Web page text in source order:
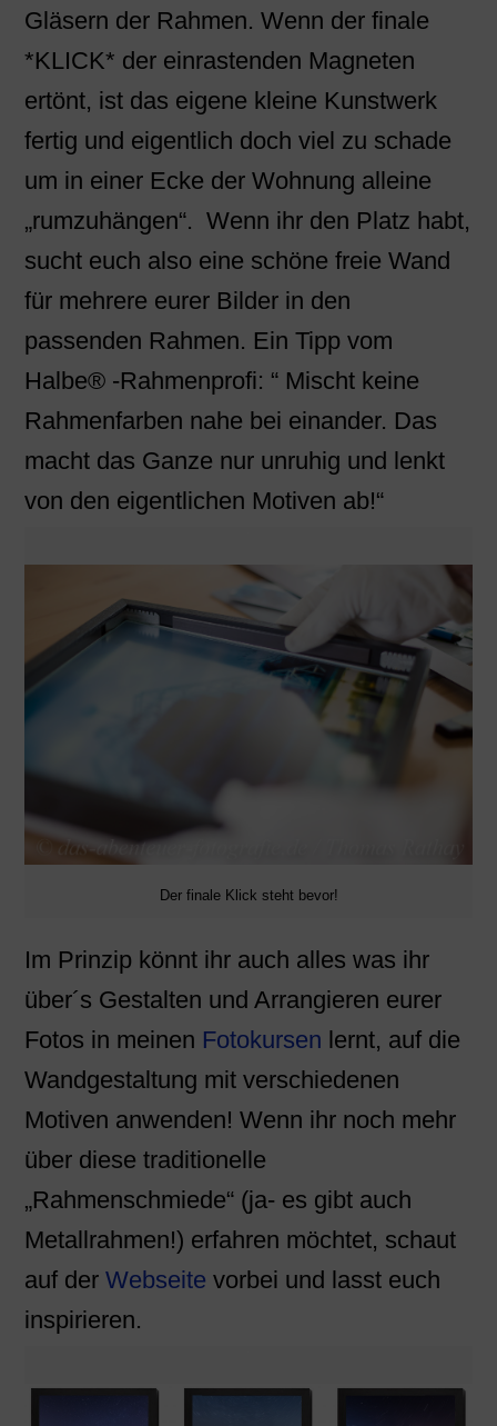
Gläsern der Rahmen. Wenn der finale
*KLICK* der einrastenden Magneten
ertönt, ist das eigene kleine Kunstwerk
fertig und eigentlich doch viel zu schade
um in einer Ecke der Wohnung alleine
„rumzuhängen“. Wenn ihr den Platz habt,
sucht euch also eine schöne freie Wand
für mehrere eurer Bilder in den
passenden Rahmen. Ein Tipp vom
Halbe® -Rahmenprofi: “ Mischt keine
Rahmenfarben nahe bei einander. Das
macht das Ganze nur unruhig und lenkt
von den eigentlichen Motiven ab!“
Der finale Klick steht bevor!
Im Prinzip könnt ihr auch alles was ihr
über´s Gestalten und Arrangieren eurer
Fotos in meinen Fotokursen lernt, auf die
Wandgestaltung mit verschiedenen
Motiven anwenden! Wenn ihr noch mehr
über diese traditionelle
„Rahmenschmiede“ (ja- es gibt auch
Metallrahmen!) erfahren möchtet, schaut
auf der Webseite vorbei und lasst euch
inspirieren.